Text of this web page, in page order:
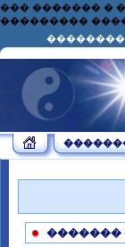
��� ������� �
���������
�������